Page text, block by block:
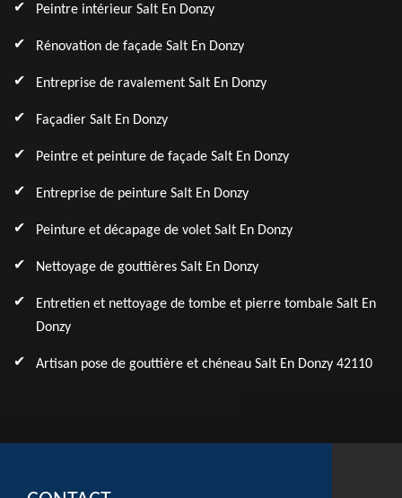
Peintre intérieur Salt En Donzy
Rénovation de façade Salt En Donzy
Entreprise de ravalement Salt En Donzy
Façadier Salt En Donzy
Peintre et peinture de façade Salt En Donzy
Entreprise de peinture Salt En Donzy
Peinture et décapage de volet Salt En Donzy
Nettoyage de gouttières Salt En Donzy
Entretien et nettoyage de tombe et pierre tombale Salt En
Donzy
Artisan pose de gouttière et chéneau Salt En Donzy 42110